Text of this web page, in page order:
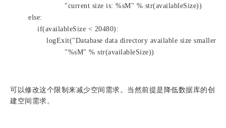
"current size is: %sM" % str(availableSize))
else:
if(availableSize < 20480):
logExit("Database data directory available size smaller than
"%sM" % str(availableSize))
可以修改这个限制来减少空间需求。当然前提是降低数据库的创
建空间需求。